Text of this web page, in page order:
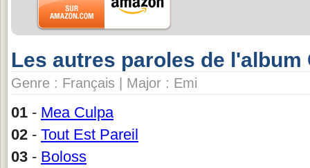
Les autres paroles de l'album
Genre : Français | Major : Emi
01 - Mea Culpa
02 - Tout Est Pareil
03 - Boloss